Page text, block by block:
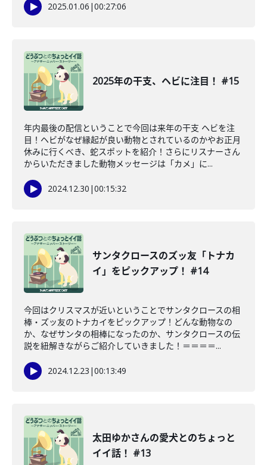
2025.01.06 |00:27:06
2025年の干支、ヘビに注目！ #15
年内最後の配信ということで今回は来年の干支 ヘビを注
目！ヘビがなぜ縁起が良い動物とされているのかやお正月
休みに行くべき、蛇スポットを紹介！さらにリスナーさん
からいただきました動物メッセージは「カメ」に...
2024.12.30 |00:15:32
サンタクロースのズッ友「トナカ
イ」をピックアップ！ #14
今回はクリスマスが近いということでサンタクロースの相
棒・ズッ友のトナカイをピックアップ！どんな動物なの
か、なぜサンタの相棒になったのか、サンタクロースの伝
説を紐解きながらご紹介していきました！＝＝＝＝...
2024.12.23 |00:13:49
太田ゆかさんの愛犬とのちょっと
イイ話！ #13